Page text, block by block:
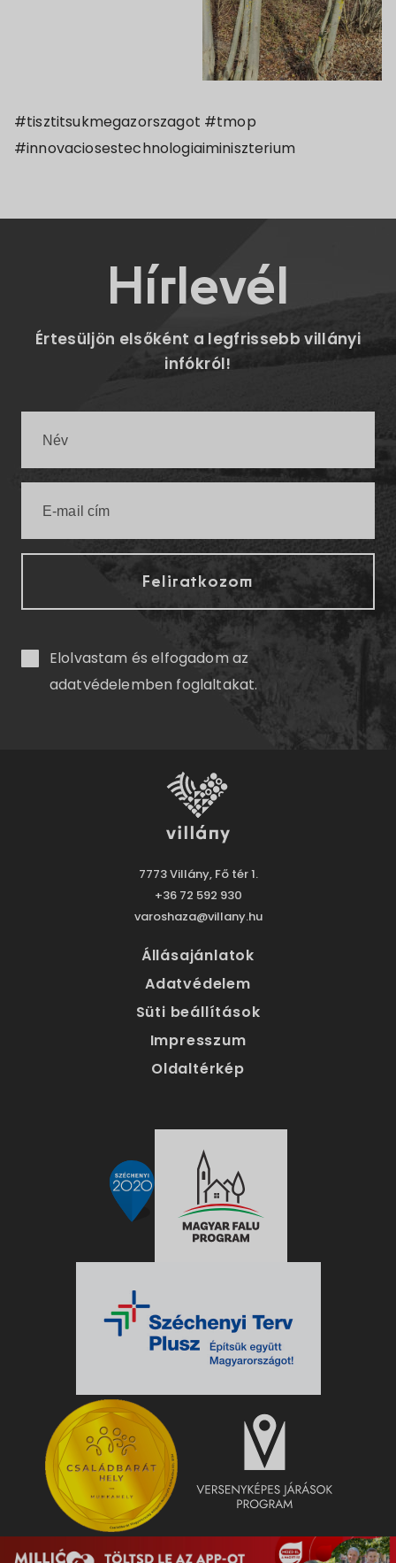
#tisztitsukmegazorszagot #tmop
#innovaciosestechnologiaiminiszterium
Hírlevél
Értesüljön elsőként a legfrissebb villányi
infókról!
Elolvastam és elfogadom az
adatvédelemben foglaltakat.
7773 Villány, Fő tér 1.
+36 72 592 930
varoshaza@villany.hu
Állásajánlatok
Adatvédelem
Süti beállítások
Impresszum
Oldaltérkép